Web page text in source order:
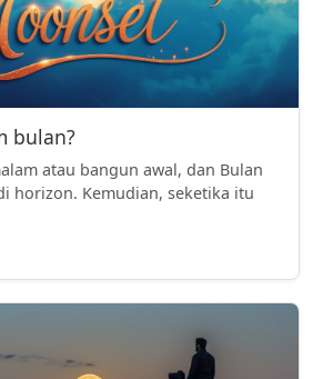
bulan?
atau bangun awal, dan Bulan
horizon. Kemudian, seketika itu